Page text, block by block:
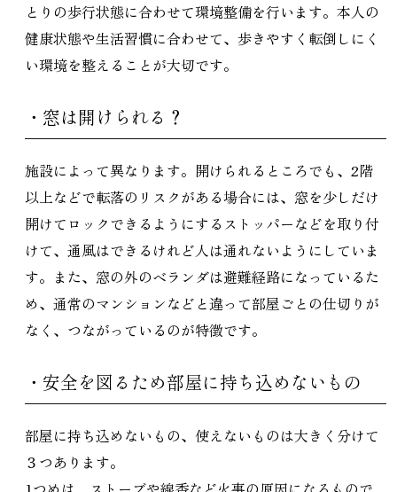
とりの歩行状態に合わせて環境整備を行います。本人の
健康状態や生活習慣に合わせて、歩きやすく転倒しにく
い環境を整えることが大切です。
・窓は開けられる？
施設によって異なります。開けられるところでも、2階
以上などで転落のリスクがある場合には、窓を少しだけ
開けてロックできるようにするストッパーなどを取り付
けて、通風はできるけれど人は通れないようにしていま
す。また、窓の外のベランダは避難経路になっているた
め、通常のマンションなどと違って部屋ごとの仕切りが
なく、つながっているのが特徴です。
・安全を図るため部屋に持ち込めないもの
部屋に持ち込めないもの、使えないものは大きく分けて
３つあります。